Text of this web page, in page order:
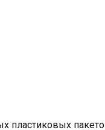
пластиковых